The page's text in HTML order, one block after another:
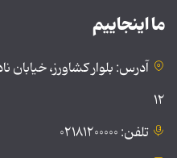
ما اینجاییم
آدرس: بلوار کشاورز،
۱۲
تلفن: ۰۲۱۸۱۲۰۰۰۰۰